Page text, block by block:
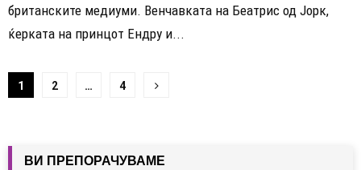
британските медиуми. Венчавката на Беатрис од Јорк,
ќерката на принцот Ендру и...
Навигација
написи
1 2 … 4
ВИ ПРЕПОРАЧУВАМЕ